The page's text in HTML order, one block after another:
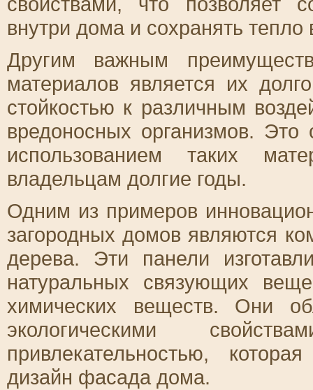
внутри дома и сохранять
Другим важным
материалов является их
стойкостью к различным
вредоносных организмов.
использованием таких
владельцам долгие годы.
Одним из примеров
загородных домов являются
дерева. Эти панели
натуральных связующих
химических веществ. Они
экологическими
привлекательностью,
дизайн фасада дома.